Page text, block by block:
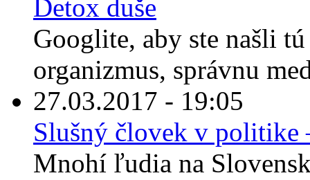
Detox duše
Googlite, aby ste našli
organizmus, správnu
27.03.2017 - 19:05
Slušný človek v politike
Mnohí ľudia na